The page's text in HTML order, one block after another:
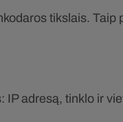
tikslais. Taip
adresą, tinklo ir